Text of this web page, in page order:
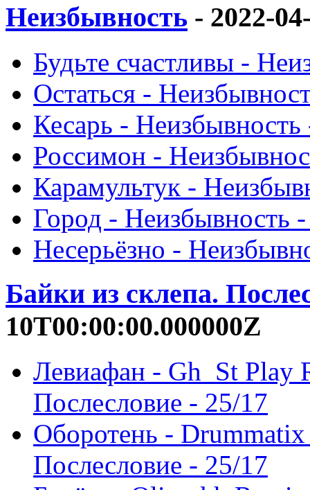
Неизбывность - 2022-
Будьте счастливы -
Остаться -
Кесарь -
Россимон -
Карамультук -
Город - Неизбывность
Несерьёзно -
Байки из склепа.
10T00:00:00.000000Z
Левиафан - Gh_St Play
Послесловие - 25/17
Оборотень -
Послесловие - 25/17